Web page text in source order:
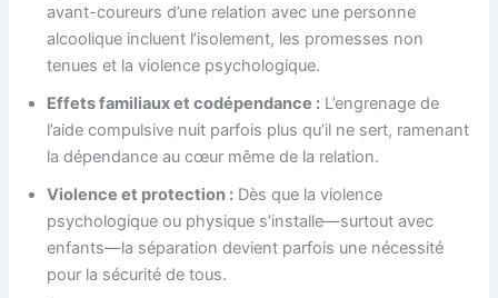
avant-coureurs d’une relation avec une personne
alcoolique incluent l’isolement, les promesses non
tenues et la violence psychologique.
Effets familiaux et codépendance : L’engrenage de
l’aide compulsive nuit parfois plus qu’il ne sert, ramenant
la dépendance au cœur même de la relation.
Violence et protection : Dès que la violence
psychologique ou physique s’installe—surtout avec
enfants—la séparation devient parfois une nécessité
pour la sécurité de tous.